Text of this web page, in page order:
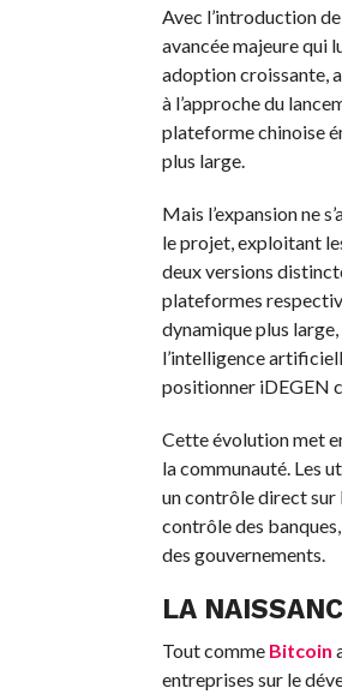
Avec l’introduction
avancée majeure qui
adoption croissante,
à l’approche du
plateforme chinoise
plus large.
Mais l’expansion ne
le projet, exploitant
deux versions
plateformes
dynamique plus
l’intelligence
positionner iDEGEN
Cette évolution met
la communauté. Les
un contrôle direct sur
contrôle des
des gouvernements.
LA
Tout comme Bitcoin
entreprises sur le